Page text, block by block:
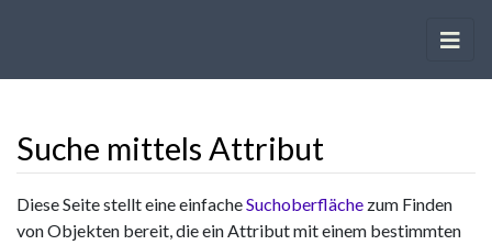
Suche mittels Attribut
Wechseln zu:Navigation,Suche
Diese Seite stellt eine einfacheSuchoberfläche zum Finden
von Objekten bereit, die ein Attribut mit einem bestimmten